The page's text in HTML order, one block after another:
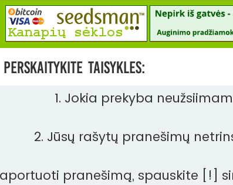
taisykles:
1. Jokia prekyba
2. Jūsų rašytų pranešimų
pranešimą, spauskite [!]